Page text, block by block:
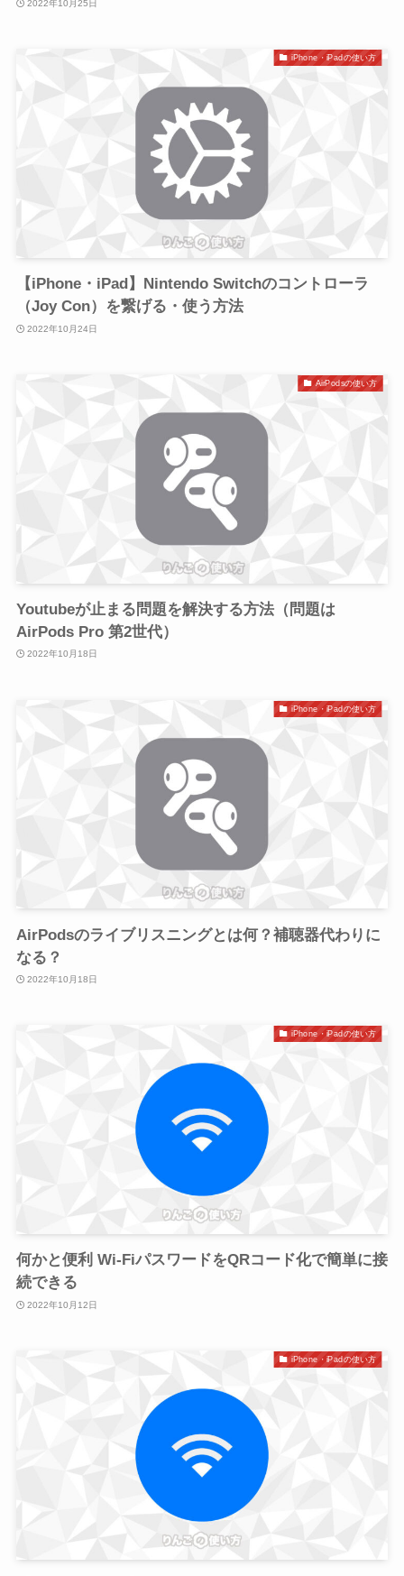
2022年10月25日
iPhone・iPadの使い方
【iPhone・iPad】Nintendo Switchのコントローラ
（Joy Con）を繋げる・使う方法
2022年10月24日
AirPodsの使い方
Youtubeが止まる問題を解決する方法（問題は
AirPods Pro 第2世代）
2022年10月18日
iPhone・iPadの使い方
AirPodsのライブリスニングとは何？補聴器代わりに
なる？
2022年10月18日
iPhone・iPadの使い方
何かと便利 Wi-FiパスワードをQRコード化で簡単に接
続できる
2022年10月12日
iPhone・iPadの使い方